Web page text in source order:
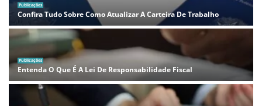
Publicações
Confira Tudo Sobre Como Atualizar A Carteira De Trabalho
Publicações
Entenda O Que É A Lei De Responsabilidade Fiscal